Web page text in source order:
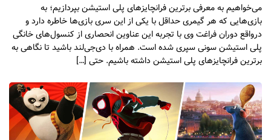
می‌خواهیم به معرفی برترین فرانچایزهای پلی استیشن بپردازیم؛ به
بازی‌هایی که هر گیمری حداقل با یکی از این سری بازی‌ها خاطره دارد و
درواقع دوران فراغت وی با تجربه این عناوین انحصاری از کنسول‌های خانگی
پلی استیشن سونی سپری شده است. همراه با دی‌جی‌لند باشید تا نگاهی به
برترین فرانچایزهای پلی استیشن داشته باشیم. حتی […]